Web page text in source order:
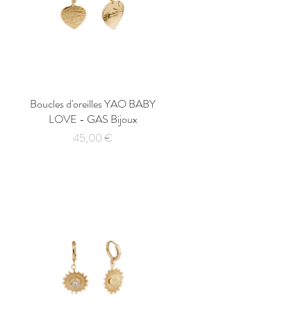
Aperçu rapide
Boucles d'oreilles YAO BABY
LOVE - GAS Bijoux
Prix
45,00 €